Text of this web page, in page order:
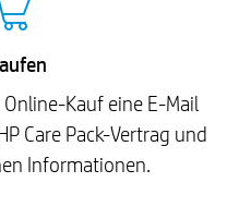
Kauf eine E-Mail
Care Pack-Vertrag und
Informationen.